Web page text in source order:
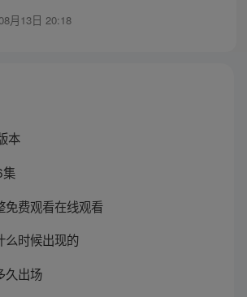
月13日 20:18
本
免费观看在线观看
么时候出现的
久出场